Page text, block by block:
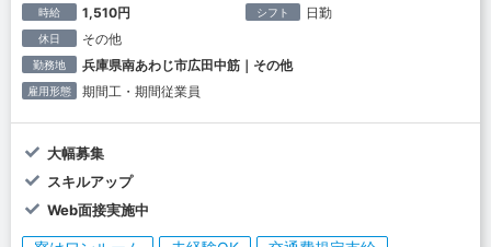
時給 1,510円 シフト 日勤
休日 その他
勤務地 兵庫県南あわじ市広田中筋｜その他
雇用形態 期間工・期間従業員
大幅募集
スキルアップ
Web面接実施中